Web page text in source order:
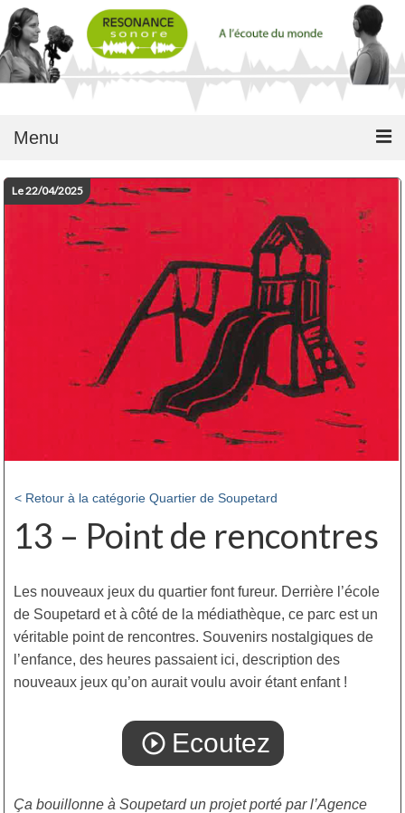
Menu
Le 22/04/2025
< Retour à la catégorie Quartier de Soupetard
13 – Point de rencontres
Les nouveaux jeux du quartier font fureur. Derrière l’école
de Soupetard et à côté de la médiathèque, ce parc est un
véritable point de rencontres. Souvenirs nostalgiques de
l’enfance, des heures passaient ici, description des
nouveaux jeux qu’on aurait voulu avoir étant enfant !
play_circle_outline Ecoutez
Ça bouillonne à Soupetard un projet porté par l’Agence